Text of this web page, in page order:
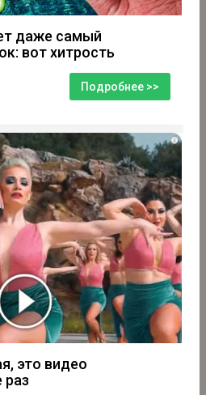
даже самый
вот хитрость
Подробнее >>
i
это видео
раз